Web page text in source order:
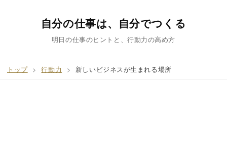
自分の仕事は、自分でつくる
明日の仕事のヒントと、行動力の高め方
トップ > 行動力 > 新しいビジネスが生まれる場所